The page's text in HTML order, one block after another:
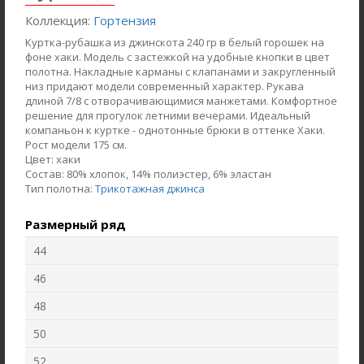
Жакет J1030-L89.6F02
Жаккард
Коллекция: Гортензия
Куртка-рубашка из джинскота 240 гр в белый горошек на
фоне хаки. Модель с застежкой на удобные кнопки в цвет
полотна. Накладные карманы с клапанами и закругленный
низ придают модели современный характер. Рукава
длиной 7/8 с отворачивающимися манжетами. Комфортное
решение для прогулок летними вечерами. Идеальный
компаньон к куртке - однотонные брюки в оттенке Хаки.
Рост модели 175 см.
Цвет: хаки
Состав: 80% хлопок, 14% полиэстер, 6% эластан
Тип полотна: Трикотажная джинса
Размерный ряд
44
46
48
50
52